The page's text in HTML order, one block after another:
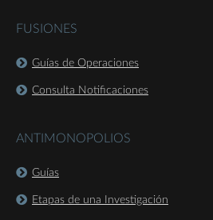
FUSIONES
Guías de Operaciones
Consulta Notificaciones
ANTIMONOPOLIOS
Guías
Etapas de una Investigación